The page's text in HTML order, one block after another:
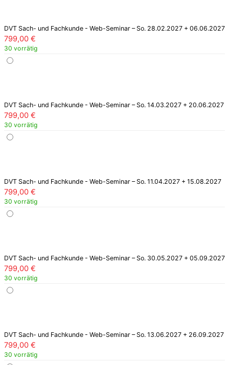
DVT Sach- und Fachkunde - Web-Seminar – So. 28.02.2027 + 06.06.2027
799,00 €
30 vorrätig
DVT Sach- und Fachkunde - Web-Seminar – So. 14.03.2027 + 20.06.2027
799,00 €
30 vorrätig
DVT Sach- und Fachkunde - Web-Seminar – So. 11.04.2027 + 15.08.2027
799,00 €
30 vorrätig
DVT Sach- und Fachkunde - Web-Seminar – So. 30.05.2027 + 05.09.2027
799,00 €
30 vorrätig
DVT Sach- und Fachkunde - Web-Seminar – So. 13.06.2027 + 26.09.2027
799,00 €
30 vorrätig